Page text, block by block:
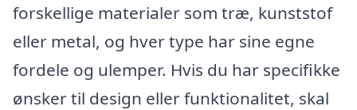
forskellige materialer som træ, kunststof
eller metal, og hver type har sine egne
fordele og ulemper. Hvis du har specifikke
ønsker til design eller funktionalitet, skal